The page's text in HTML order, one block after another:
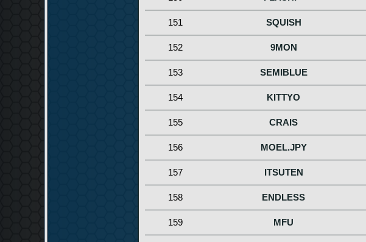
151 SQUISH
152 9MON
153 SEMIBLUE
154 KITTYO
155 CRAIS
156 MOEL.JPY
157 ITSUTEN
158 ENDLESS
159 MFU